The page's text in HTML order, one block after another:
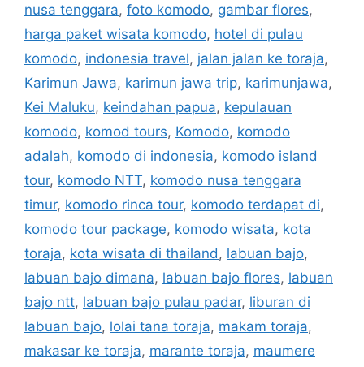
nusa tenggara, foto komodo, gambar flores,
harga paket wisata komodo, hotel di pulau
komodo, indonesia travel, jalan jalan ke toraja,
Karimun Jawa, karimun jawa trip, karimunjawa,
Kei Maluku, keindahan papua, kepulauan
komodo, komod tours, Komodo, komodo
adalah, komodo di indonesia, komodo island
tour, komodo NTT, komodo nusa tenggara
timur, komodo rinca tour, komodo terdapat di,
komodo tour package, komodo wisata, kota
toraja, kota wisata di thailand , labuan bajo,
labuan bajo dimana, labuan bajo flores, labuan
bajo ntt, labuan bajo pulau padar, liburan di
labuan bajo, lolai tana toraja, makam toraja,
makasar ke toraja, marante toraja, maumere